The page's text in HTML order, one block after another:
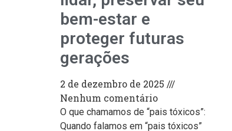
bem-estar e
proteger futuras
gerações
2 de dezembro de 2025
Nenhum comentário
O que chamamos de “pais tóxicos”:
Quando falamos em “pais tóxicos”